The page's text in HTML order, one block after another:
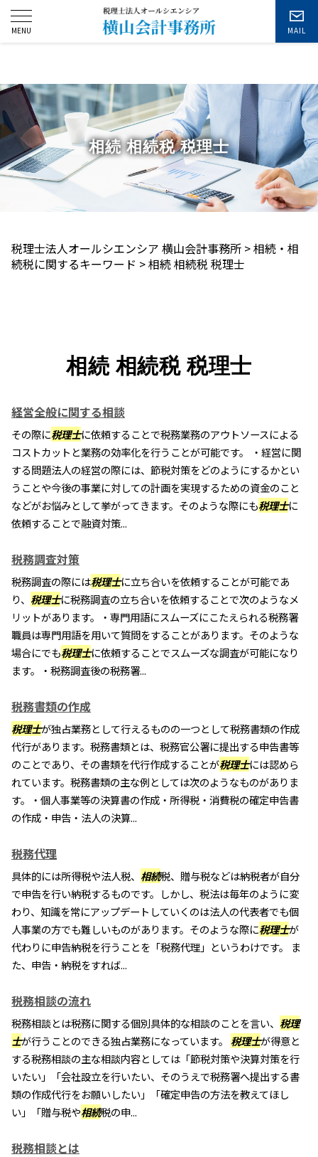
お問い合わせ
相続 相続税 税理士
税理士法人オールシエンシア 横山会計事務所 >相続・相
続税に関するキーワード >相続 相続税 税理士
相続 相続税 税理士
経営全般に関する相談
その際に税理士に依頼することで税務業務のアウトソースによる
コストカットと業務の効率化を行うことが可能です。 ・経営に関
する問題法人の経営の際には、節税対策をどのようにするかとい
うことや今後の事業に対しての計画を実現するための資金のこと
などがお悩みとして挙がってきます。そのような際にも税理士に
依頼することで融資対策...
税務調査対策
税務調査の際には税理士に立ち合いを依頼することが可能であ
り、 税理士に税務調査の立ち合いを依頼することで次のようなメ
リットがあります。・専門用語にスムーズにこたえられる税務署
職員は専門用語を用いて質問をすることがあります。そのような
場合にでも税理士に依頼することでスムーズな調査が可能になり
ます。・税務調査後の税務署...
税務書類の作成
税理士が独占業務として行えるものの一つとして税務書類の作成
代行があります。税務書類とは、税務官公署に提出する申告書等
のことであり、その書類を代行作成することが税理士には認めら
れています。税務書類の主な例としては次のようなものがありま
す。・個人事業等の決算書の作成・所得税・消費税の確定申告書
の作成・申告・法人の決算...
税務代理
具体的には所得税や法人税、 相続税、贈与税などは納税者が自分
で申告を行い納税するものです。しかし、税法は毎年のように変
わり、知識を常にアップデートしていくのは法人の代表者でも個
人事業の方でも難しいものがあります。そのような際に税理士が
代わりに申告納税を行うことを「税務代理」というわけです。 ま
た、申告・納税をすれば...
税務相談の流れ
税務相談とは税務に関する個別具体的な相談のことを言い、 税理
士が行うことのできる独占業務になっています。 税理士が得意と
する税務相談の主な相談内容としては「節税対策や決算対策を行
いたい」「会社設立を行いたい、そのうえで税務署へ提出する書
類の作成代行をお願いしたい」「確定申告の方法を教えてほし
い」「贈与税や相続税の申...
税務相談とは